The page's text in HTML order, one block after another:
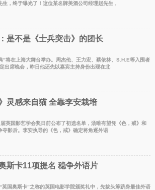
生，终于曝光了！这位某名牌美酒公司经理赵先生，
是不是《士兵突击》的团长
”将在上海大舞台举办。周杰伦、王力宏、蔡依林、S.H.E等入围者
出席晚会，昨日他还先以嘉宾主持身份出现在北
灵感来自猫 全靠李安栽培
英国影艺学会奖日前公布了初选名单，汤唯有望凭《色，戒》和
夺影后。李安执导的《色，戒》确定将角逐外语
斯卡11项提名 稳争外语片
国奥斯卡”之称的英国电影学院颁奖礼中，先拔头筹跻身最佳外语